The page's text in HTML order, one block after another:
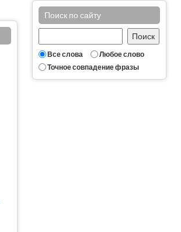
Поиск по сайту
Все слова
Любое слово
Точное совпадение фразы